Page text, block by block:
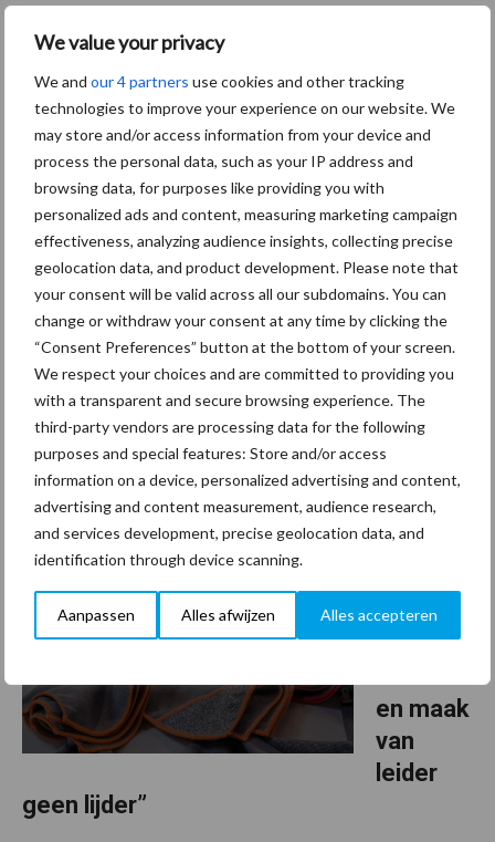
We value your privacy
We and our 4 partners use cookies and other tracking
technologies to improve your experience on our website. We
may store and/or access information from your device and
process the personal data, such as your IP address and
browsing data, for purposes like providing you with
personalized ads and content, measuring marketing campaign
effectiveness, analyzing audience insights, collecting precise
geolocation data, and product development. Please note that
your consent will be valid across all our subdomains. You can
change or withdraw your consent at any time by clicking the
“Consent Preferences” button at the bottom of your screen.
We respect your choices and are committed to providing you
with a transparent and secure browsing experience. The
third-party vendors are processing data for the following
purposes and special features: Store and/or access
information on a device, personalized advertising and content,
advertising and content measurement, audience research,
and services development, precise geolocation data, and
identification through device scanning.
Aanpassen Alles afwijzen Alles accepteren
moet
schoon
makers
meer
regie
geven
over
eigen loopbaan
28 april 2022
De RAS heeft speciaal voor uitvoerende werknemers in de
schoonmaak- en glazenwassersbranche een app ontwikkeld. De
RAS app moet ervoor zorgen dat schoonmakers en
glazenwassers meer regie krijgen en pakken over onderwerpen
als een ... Lees meer
“Zet
makers
in hun
en maak
van
leider
geen lijder”
29 maart 2022